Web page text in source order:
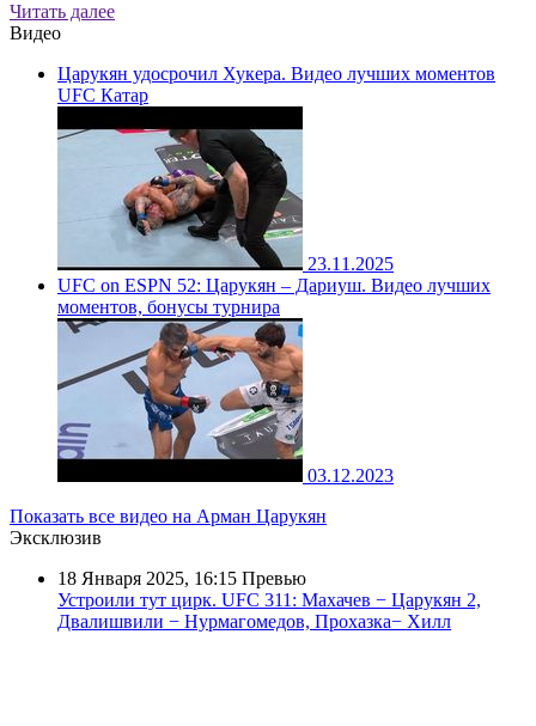
Читать далее
Видео
Царукян удосрочил Хукера. Видео лучших моментов
UFC Катар
23.11.2025
UFC on ESPN 52: Царукян – Дариуш. Видео лучших
моментов, бонусы турнира
03.12.2023
Показать все видео на Арман Царукян
Эксклюзив
18 Января 2025, 16:15 Превью
Устроили тут цирк. UFC 311: Махачев − Царукян 2,
Двалишвили − Нурмагомедов, Прохазка− Хилл